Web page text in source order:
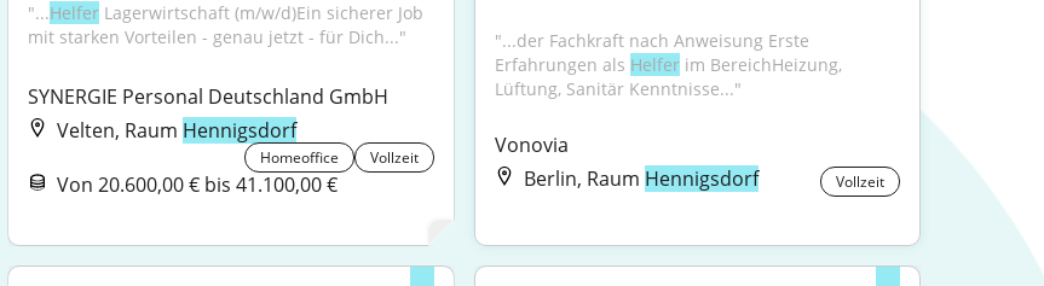
"...Helfer Lagerwirtschaft (m/w/d)Ein sicherer Job
mit starken Vorteilen - genau jetzt - für Dich..."
SYNERGIE Personal Deutschland GmbH
Velten, Raum Hennigsdorf
Homeoffice Vollzeit
Von 20.600,00 € bis 41.100,00 €
"...der Fachkraft nach Anweisung Erste
Erfahrungen als Helfer im BereichHeizung,
Lüftung, Sanitär Kenntnisse..."
Vonovia
Berlin, Raum Hennigsdorf Vollzeit